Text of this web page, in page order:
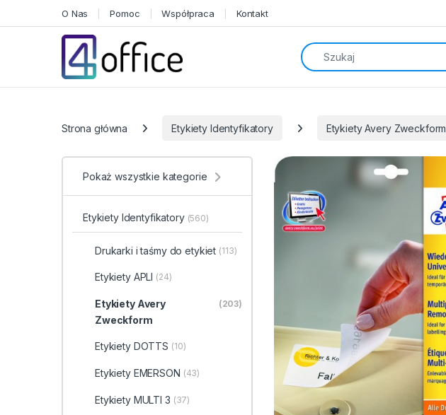
O Nas Pomoc Współpraca Kontakt
Search for:
Strona główna Etykiety Identyfikatory Etykiety Avery Zweckform
Pokaż wszystkie kategorie
Etykiety Identyfikatory (560)
Drukarki i taśmy do etykiet (113)
Etykiety APLI (24)
Etykiety Avery
Zweckform
(203)
Etykiety DOTTS (10)
Etykiety EMERSON (43)
Etykiety MULTI 3 (37)